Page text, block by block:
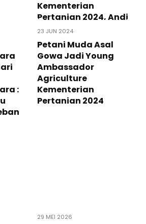
:
23 JUN 2024
Petani Muda Asal
Gowa Jadi Young
Ambassador
Agriculture
Kementerian
Pertanian 2024
29 MEI 2026